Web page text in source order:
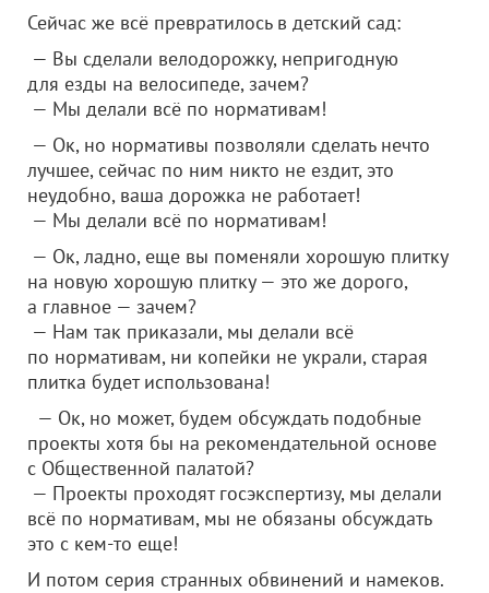
Сейчас же всё превратилось в детский сад:
— Вы сделали велодорожку, непригодную
для езды на велосипеде, зачем?
— Мы делали всё по нормативам!
— Ок, но нормативы позволяли сделать нечто
лучшее, сейчас по ним никто не ездит, это
неудобно, ваша дорожка не работает!
— Мы делали всё по нормативам!
— Ок, ладно, еще вы поменяли хорошую плитку
на новую хорошую плитку — это же дорого,
а главное — зачем?
— Нам так приказали, мы делали всё
по нормативам, ни копейки не украли, старая
плитка будет использована!
— Ок, но может, будем обсуждать подобные
проекты хотя бы на рекомендательной основе
с Общественной палатой?
— Проекты проходят госэкспертизу, мы делали
всё по нормативам, мы не обязаны обсуждать
это с кем-то еще!
И потом серия странных обвинений и намеков.